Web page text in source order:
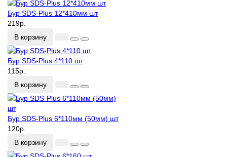
Бур SDS-Plus 12*410мм шт
219р.
В корзину
Бур SDS-Plus 4*110 шт
115р.
В корзину
Бур SDS-Plus 6*110мм (50мм) шт
120р.
В корзину